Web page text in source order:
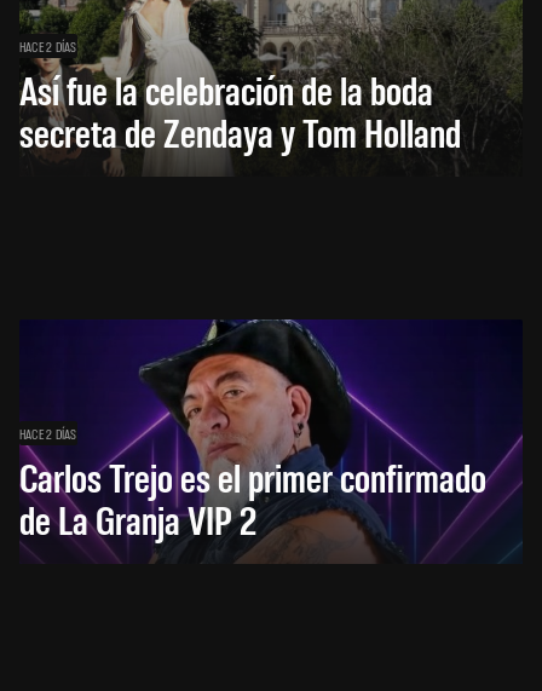
HACE 2 DÍAS
Así fue la celebración de la boda
secreta de Zendaya y Tom Holland
HACE 2 DÍAS
Carlos Trejo es el primer confirmado
de La Granja VIP 2